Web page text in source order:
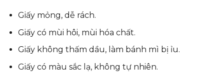
Giấy mỏng, dễ rách.
Giấy có mùi hôi, mùi hóa chất.
Giấy không thấm dầu, làm bánh mì bị ỉu.
Giấy có màu sắc lạ, không tự nhiên.